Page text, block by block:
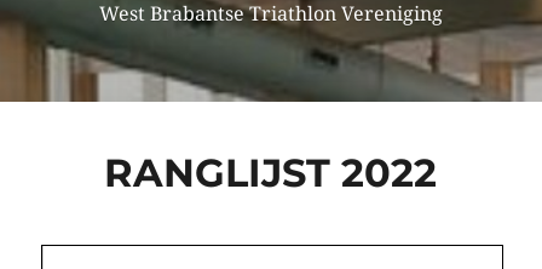
West Brabantse Triathlon Vereniging
RANGLIJST 2022